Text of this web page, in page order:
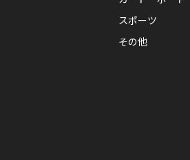
スポーツ
その他